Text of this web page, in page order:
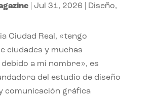
| Jul 31, 2026 Diseño,
Ciudad Real, «tengo
ciudades y muchas
a mi nombre», es
del estudio de diseño
comunicación gráfica